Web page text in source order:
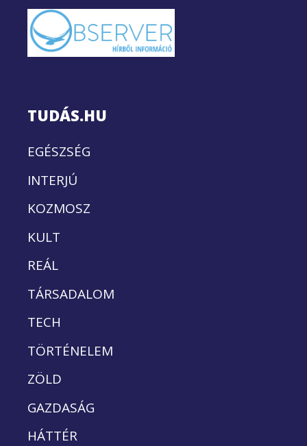
TUDÁS.HU
EGÉSZSÉG
INTERJÚ
KOZMOSZ
KULT
REÁL
TÁRSADALOM
TECH
TÖRTÉNELEM
ZÖLD
GAZDASÁG
HÁTTÉR